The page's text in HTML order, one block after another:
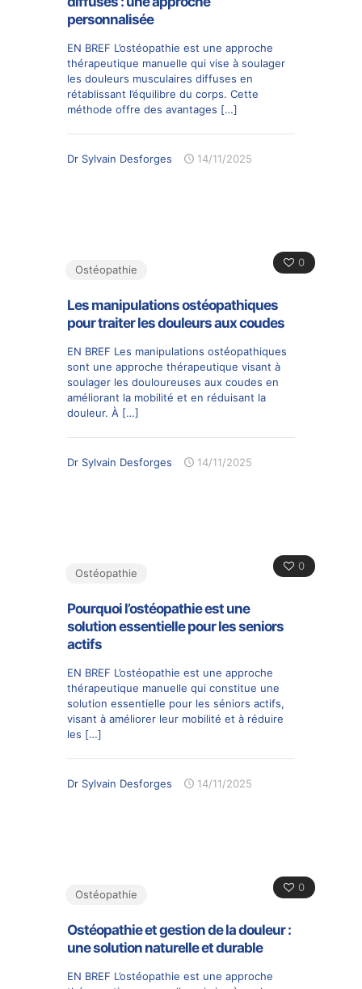
personnalisée
EN BREF L’ostéopathie est une approche
thérapeutique manuelle qui vise à soulager
les douleurs musculaires diffuses en
rétablissant l’équilibre du corps. Cette
méthode offre des avantages […]
Dr Sylvain Desforges 14/11/2025
0
Ostéopathie
Les manipulations ostéopathiques
pour traiter les douleurs aux coudes
EN BREF Les manipulations ostéopathiques
sont une approche thérapeutique visant à
soulager les douloureuses aux coudes en
améliorant la mobilité et en réduisant la
douleur. À […]
Dr Sylvain Desforges 14/11/2025
0
Ostéopathie
Pourquoi l’ostéopathie est une
solution essentielle pour les seniors
actifs
EN BREF L’ostéopathie est une approche
thérapeutique manuelle qui constitue une
solution essentielle pour les séniors actifs,
visant à améliorer leur mobilité et à réduire
les […]
Dr Sylvain Desforges 14/11/2025
0
Ostéopathie
Ostéopathie et gestion de la douleur :
une solution naturelle et durable
EN BREF L’ostéopathie est une approche